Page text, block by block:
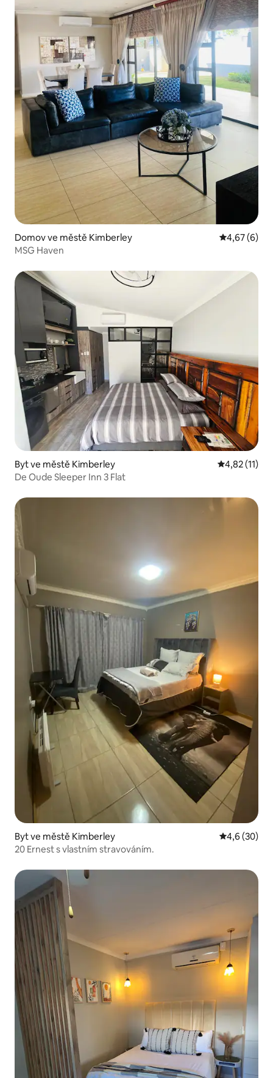
Domov ve městě Kimberley Průměrné
4,67 (6)
MSG Haven
Byt ve městě Kimberley Průměrné
4,82 (11)
De Oude Sleeper Inn 3 Flat
Byt ve městě Kimberley Průměrné
4,6 (30)
20 Ernest s vlastním stravováním.